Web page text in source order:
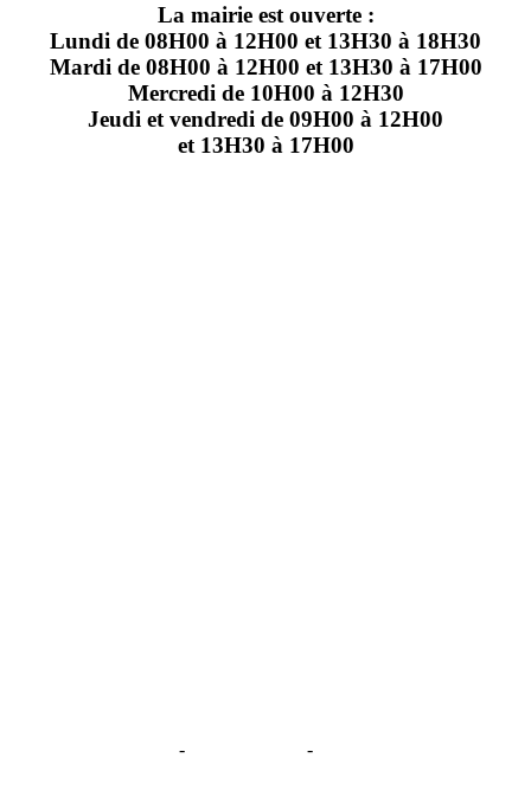
La mairie est ouverte :
Lundi de 08H00 à 12H00 et 13H30 à 18H30
Mardi de 08H00 à 12H00 et 13H30 à 17H00
Mercredi de 10H00 à 12H30
Jeudi et vendredi de 09H00 à 12H00
et 13H30 à 17H00
- -